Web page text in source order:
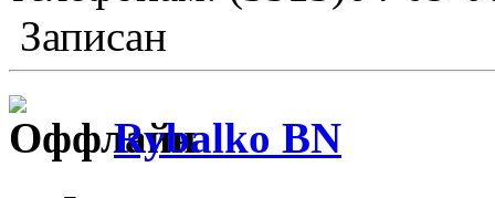
Записан
Rybalko BN